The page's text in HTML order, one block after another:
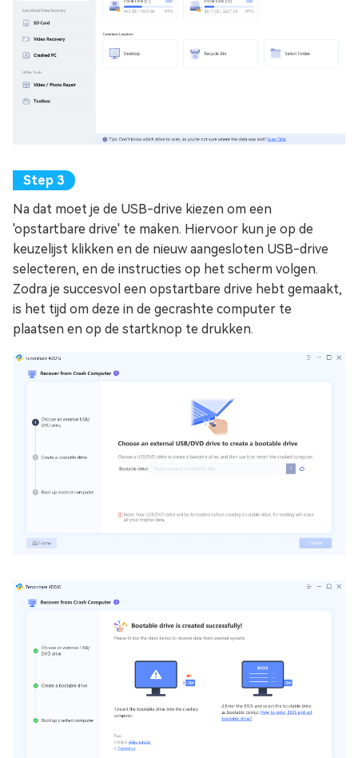
Na dat moet je de USB-drive kiezen om een
'opstartbare drive' te maken. Hiervoor kun je op de
keuzelijst klikken en de nieuw aangesloten USB-drive
selecteren, en de instructies op het scherm volgen.
Zodra je succesvol een opstartbare drive hebt gemaakt,
is het tijd om deze in de gecrashte computer te
plaatsen en op de startknop te drukken.